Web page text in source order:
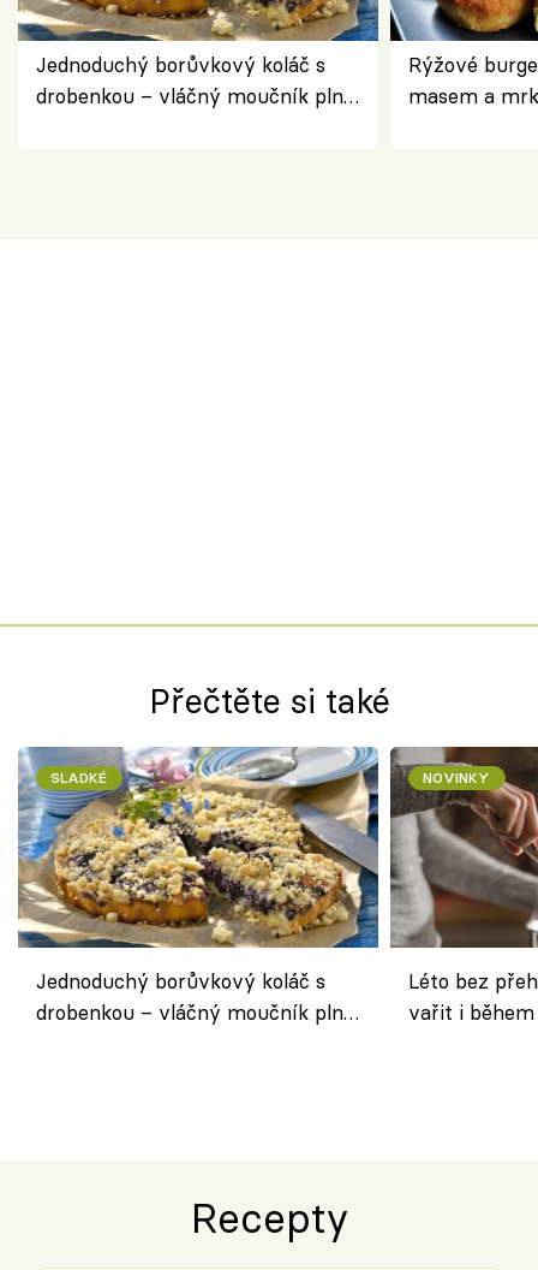
Jednoduchý borůvkový koláč s
drobenkou – vláčný moučník plný
Rýžové
masem a
Přečtěte si také
SLADKÉ
Jednoduchý borůvkový koláč s
drobenkou – vláčný moučník plný
NOVINKY
Léto bez
vařit i
Recepty